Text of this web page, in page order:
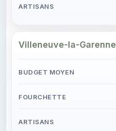
Villeneuve-la-Garenne